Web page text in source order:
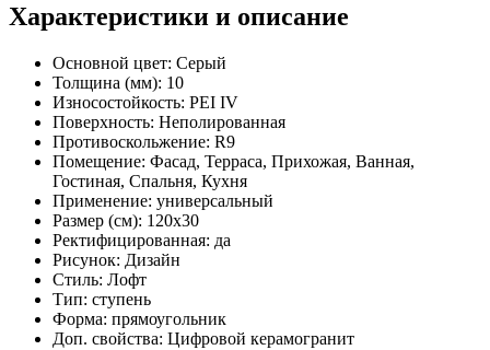
Характеристики и описание
Основной цвет: Серый
Толщина (мм): 10
Износостойкость: PEI IV
Поверхность: Неполированная
Противоскольжение: R9
Помещение: Фасад, Терраса, Прихожая, Ванная,
Гостиная, Спальня, Кухня
Применение: универсальный
Размер (см): 120x30
Ректифицированная: да
Рисунок: Дизайн
Стиль: Лофт
Тип: ступень
Форма: прямоугольник
Доп. свойства: Цифровой керамогранит